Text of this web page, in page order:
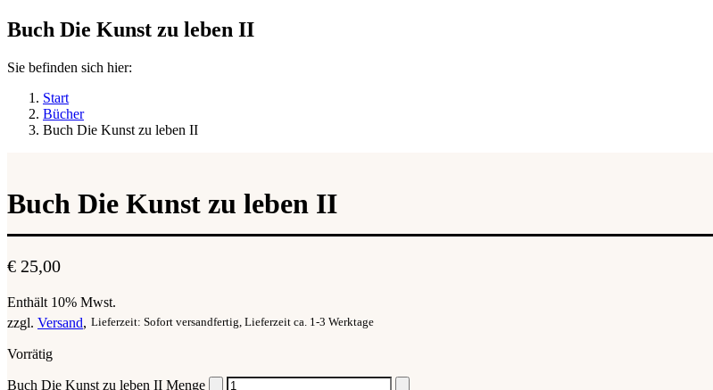
Buch Die Kunst zu leben II
Sie befinden sich hier:
Start
Bücher
Buch Die Kunst zu leben II
Buch Die Kunst zu leben II
€ 25,00
Enthält 10% Mwst.
zzgl. Versand Lieferzeit: Sofort versandfertig, Lieferzeit ca. 1-3 Werktage
Vorrätig
Buch Die Kunst zu leben II Menge